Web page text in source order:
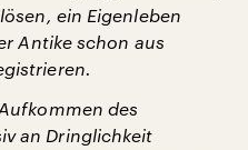
ein Eigenleben
Antike schon aus
des
an Dringlichkeit